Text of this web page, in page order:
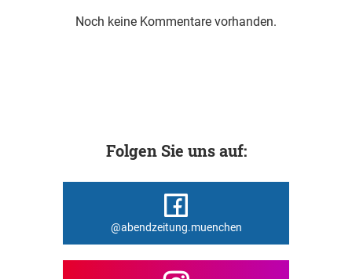
Noch keine Kommentare vorhanden.
Folgen Sie uns auf:
@abendzeitung.muenchen